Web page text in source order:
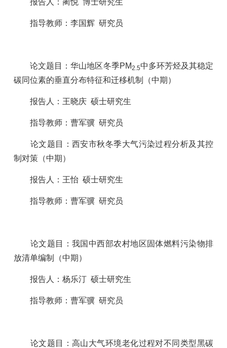
报告人：蔺悦 博士研究生
指导教师：李国辉 研究员
论文题目：华山地区冬季PM2.5中多环芳烃及其稳定
碳同位素的垂直分布特征和迁移机制
（中期）
报告人：王晓庆 硕士研究生
指导教师：曹军骥 研究员
论文题目：西安市秋冬季大气污染过程分析及其控
制对策 （中期）
报告人：王怡 硕士研究生
指导教师：曹军骥 研究员
论文题目：我国中西部农村地区固体燃料污染物排
放清单编制
（中期）
报告人：杨乐汀 硕士研究生
指导教师：曹军骥 研究员
论文题目：高山大气环境老化过程对不同类型黑碳